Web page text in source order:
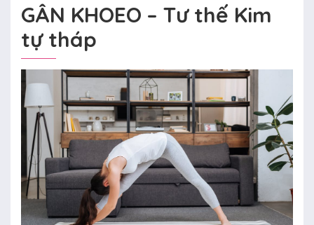
GÂN KHOEO – Tư thế Kim
tự tháp